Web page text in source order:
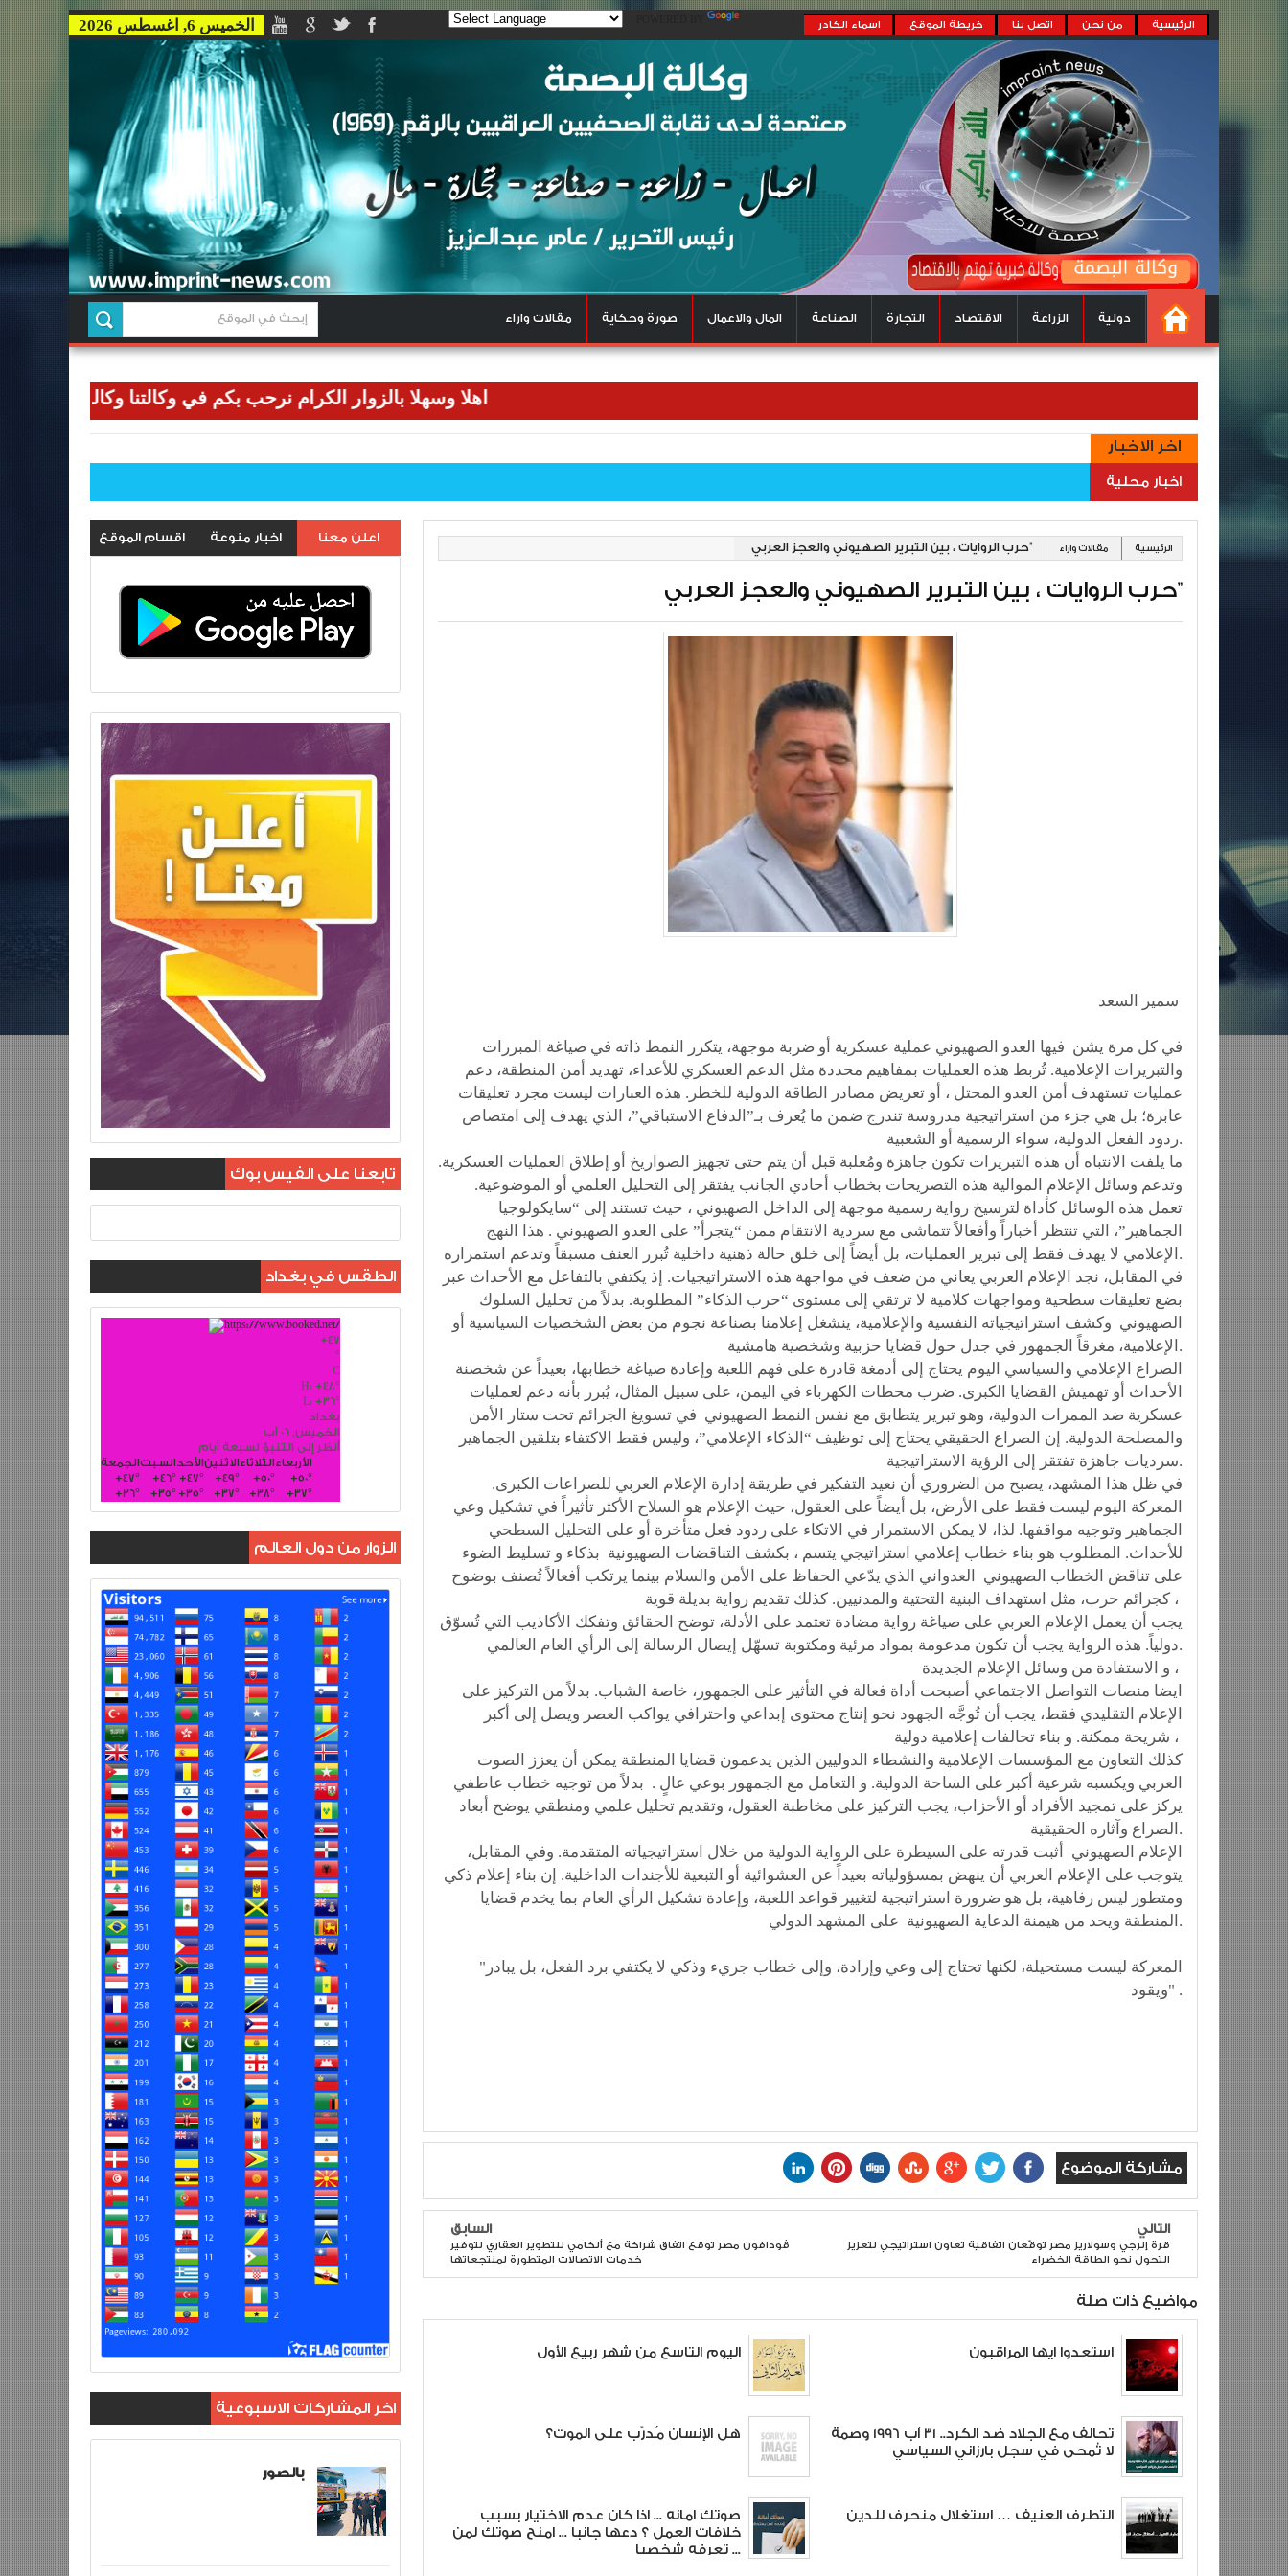
الرئيسية من نحن اتصل بنا خريطة الموقع اسماء الكادر الخميس 6, اغسطس 2026
دولية الزراعة الاقتصاد التجارة الصناعة المال والاعمال صورة وحكاية مقالات واراء
اهلا وسهلا بالزوار الكرام نرحب بكم في وكالتنا وكالة بصمة للاخبار وان
اخر الاخبار
اخبار محلية
الرئيسية مقالات واراء حرب الروايات ، بين التبرير الصهيوني والعجز العربي”
حرب الروايات ، بين التبرير الصهيوني والعجز العربي”
في كل مرة يشن فيها العدو الصهيوني عملية عسكرية أو ضربة موجهة، يتكرر النمط ذاته في صياغة المبررات
والتبريرات الإعلامية. تُربط هذه العمليات بمفاهيم محددة مثل الدعم العسكري للأعداء، تهديد أمن المنطقة، دعم
عمليات تستهدف أمن العدو المحتل ، أو تعريض مصادر الطاقة الدولية للخطر. هذه العبارات ليست مجرد تعليقات
عابرة؛ بل هي جزء من استراتيجية مدروسة تندرج ضمن ما يُعرف بـ”الدفاع الاستباقي”، الذي يهدف إلى امتصاص
ردود الفعل الدولية، سواء الرسمية أو الشعبية.
ما يلفت الانتباه أن هذه التبريرات تكون جاهزة ومُعلبة قبل أن يتم حتى تجهيز الصواريخ أو إطلاق العمليات العسكرية.
وتدعم وسائل الإعلام الموالية هذه التصريحات بخطاب أحادي الجانب يفتقر إلى التحليل العلمي أو الموضوعية.
تعمل هذه الوسائل كأداة لترسيخ رواية رسمية موجهة إلى الداخل الصهيوني ، حيث تستند إلى “سايكولوجيا
الجماهير”، التي تنتظر أخباراً وأفعالاً تتماشى مع سردية الانتقام ممن “يتجرأ” على العدو الصهيوني . هذا النهج
الإعلامي لا يهدف فقط إلى تبرير العمليات، بل أيضاً إلى خلق حالة ذهنية داخلية تُبرر العنف مسبقاً وتدعم استمراره.
في المقابل، نجد الإعلام العربي يعاني من ضعف في مواجهة هذه الاستراتيجيات. إذ يكتفي بالتفاعل مع الأحداث عبر
بضع تعليقات سطحية ومواجهات كلامية لا ترتقي إلى مستوى “حرب الذكاء” المطلوبة. بدلاً من تحليل السلوك
الصهيوني وكشف استراتيجياته النفسية والإعلامية، ينشغل إعلامنا بصناعة نجوم من بعض الشخصيات السياسية أو
الإعلامية، مغرقاً الجمهور في جدل حول قضايا حزبية وشخصية هامشية.
الصراع الإعلامي والسياسي اليوم يحتاج إلى أدمغة قادرة على فهم اللعبة وإعادة صياغة خطابها، بعيداً عن شخصنة
الأحداث أو تهميش القضايا الكبرى. ضرب محطات الكهرباء في اليمن، على سبيل المثال، يُبرر بأنه دعم لعمليات
عسكرية ضد الممرات الدولية، وهو تبرير يتطابق مع نفس النمط الصهيوني في تسويغ الجرائم تحت ستار الأمن
والمصلحة الدولية. إن الصراع الحقيقي يحتاج إلى توظيف “الذكاء الإعلامي”، وليس فقط الاكتفاء بتلقين الجماهير
سرديات جاهزة تفتقر إلى الرؤية الاستراتيجية.
في ظل هذا المشهد، يصبح من الضروري أن نعيد التفكير في طريقة إدارة الإعلام العربي للصراعات الكبرى.
المعركة اليوم ليست فقط على الأرض، بل أيضاً على العقول، حيث الإعلام هو السلاح الأكثر تأثيراً في تشكيل وعي
الجماهير وتوجيه مواقفها. لذا، لا يمكن الاستمرار في الاتكاء على ردود فعل متأخرة أو على التحليل السطحي
للأحداث. المطلوب هو بناء خطاب إعلامي استراتيجي يتسم ، بكشف التناقضات الصهيونية بذكاء و تسليط الضوء
على تناقض الخطاب الصهيوني العدواني الذي يدّعي الحفاظ على الأمن والسلام بينما يرتكب أفعالاً تُصنف بوضوح
كجرائم حرب، مثل استهداف البنية التحتية والمدنيين. كذلك تقديم رواية بديلة قوية ،
يجب أن يعمل الإعلام العربي على صياغة رواية مضادة تعتمد على الأدلة، توضح الحقائق وتفكك الأكاذيب التي تُسوّق
دولياً. هذه الرواية يجب أن تكون مدعومة بمواد مرئية ومكتوبة تسهّل إيصال الرسالة إلى الرأي العام العالمي.
و الاستفادة من وسائل الإعلام الجديدة ،
ايضا منصات التواصل الاجتماعي أصبحت أداة فعالة في التأثير على الجمهور، خاصة الشباب. بدلاً من التركيز على
الإعلام التقليدي فقط، يجب أن تُوجَّه الجهود نحو إنتاج محتوى إبداعي واحترافي يواكب العصر ويصل إلى أكبر
شريحة ممكنة. و بناء تحالفات إعلامية دولية ،
كذلك التعاون مع المؤسسات الإعلامية والنشطاء الدوليين الذين يدعمون قضايا المنطقة يمكن أن يعزز الصوت
العربي ويكسبه شرعية أكبر على الساحة الدولية. و التعامل مع الجمهور بوعي عالٍ . بدلاً من توجيه خطاب عاطفي
يركز على تمجيد الأفراد أو الأحزاب، يجب التركيز على مخاطبة العقول، وتقديم تحليل علمي ومنطقي يوضح أبعاد
الصراع وآثاره الحقيقية.
الإعلام الصهيوني أثبت قدرته على السيطرة على الرواية الدولية من خلال استراتيجياته المتقدمة. وفي المقابل،
يتوجب على الإعلام العربي أن ينهض بمسؤولياته بعيداً عن العشوائية أو التبعية للأجندات الداخلية. إن بناء إعلام ذكي
ومتطور ليس رفاهية، بل هو ضرورة استراتيجية لتغيير قواعد اللعبة، وإعادة تشكيل الرأي العام بما يخدم قضايا
المنطقة ويحد من هيمنة الدعاية الصهيونية على المشهد الدولي.
"المعركة ليست مستحيلة، لكنها تحتاج إلى وعي وإرادة، وإلى خطاب جريء وذكي لا يكتفي برد الفعل، بل يبادر
ويقود" .
مشاركة الموضوع
التالي
قرة إنرجي وسولاريز مصر توقّعان اتفاقية تعاون استراتيجي لتعزيز
التحول نحو الطاقة الخضراء
السابق
ڤودافون مصر توقع اتفاق شراكة مع ألكامي للتطوير العقاري لتوفير
خدمات الاتصالات المتطورة لمنتجعاتها
مواضيع ذات صلة
استعدوا ايها المراقبون اليوم التاسع من شهر ربيع الأول
تحالف مع الجلاد ضد الكرد.. 31 آب 1996 وصمة
لا تُمحى في سجل بارزاني السياسي
هل الإنسان مُدرّب على الموت؟
التطرف العنيف … استغلال منحرف للدين
صوتك امانه ... اذا كان عدم الاختيار بسبب
خلافات العمل ؟ دعها جانبا ... امنح صوتك لمن
تعرفه شخصيا ...
اعلن معنا اخبار منوعة اقسام الموقع
تابعنا على الفيس بوك
الطقس في بغداد
+47
°
C
H: +48°
L: +36°
بغداد
الخميس, 06 آب
أنظر إلى التنبؤ لسبعة أيام
الجمعةالسبتالأحدالاثنينالثلاثاءالأربعاء
+47° +46° +47° +49° +50° +50°
+36° +35°+35° +37° +38° +37°
الزوار من دول العالم
اخر المشاركات الاسبوعية
بالصور